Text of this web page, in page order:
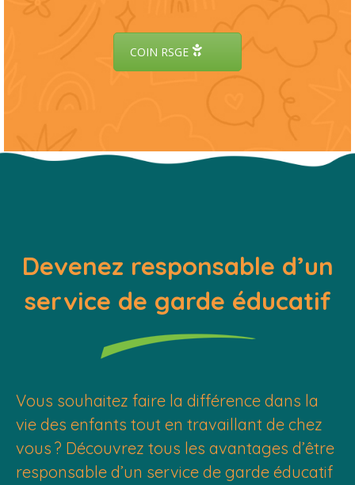
COIN RSGE
Devenez responsable d’un
service de garde éducatif
Vous souhaitez faire la différence dans la
vie des enfants tout en travaillant de chez
vous ? Découvrez tous les avantages d’être
responsable d’un service de garde éducatif